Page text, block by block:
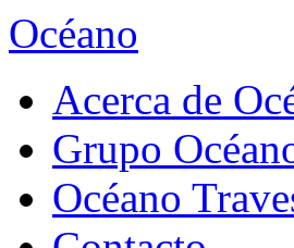
Océano
Acerca de
Grupo
Océano